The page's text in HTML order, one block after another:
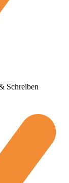
Schreiben